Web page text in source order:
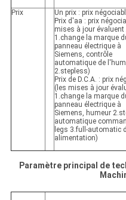
Prix
Un prix : prix
Prix d'aa : prix
mises à jour évaluent
1.change la marque
panneau électrique à
Siemens, contrôle
automatique de
2.stepless)
Prix de D.C.A. : prix
(les mises à jour
1.change la marque
panneau électrique à
Siemens, humeur
automatique
legs 3.full-automatic
alimentation)
Paramètre principal de